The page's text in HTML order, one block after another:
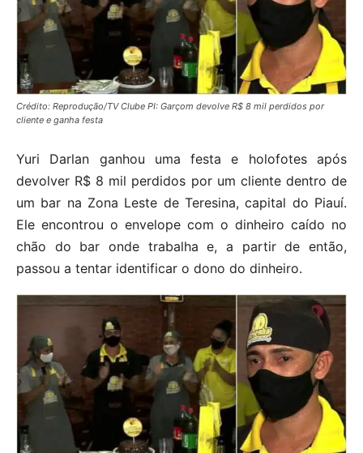
Crédito: Reprodução/TV Clube PI: Garçom devolve R$ 8 mil perdidos por
cliente e ganha festa
Yuri Darlan ganhou uma festa e holofotes após
devolver R$ 8 mil perdidos por um cliente dentro de
um bar na Zona Leste de Teresina, capital do Piauí.
Ele encontrou o envelope com o dinheiro caído no
chão do bar onde trabalha e, a partir de então,
passou a tentar identificar o dono do dinheiro.